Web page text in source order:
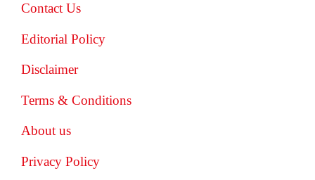
Contact Us
Editorial Policy
Disclaimer
Terms & Conditions
About us
Privacy Policy